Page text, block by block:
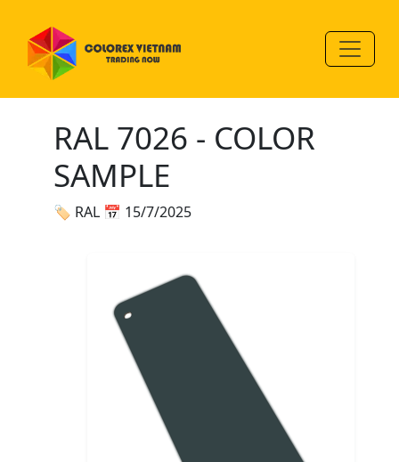
RAL 7026 - COLOR
SAMPLE
🏷 RAL 📅 15/7/2025